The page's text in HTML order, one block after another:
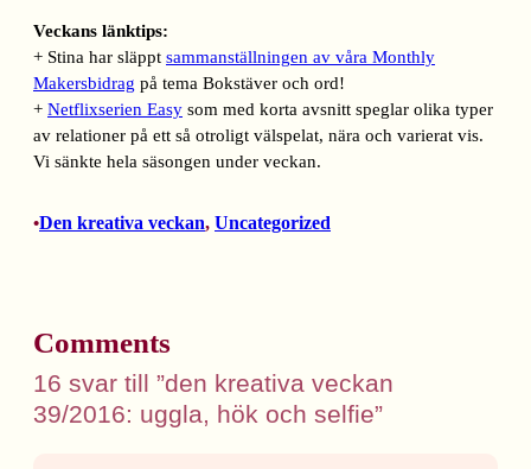
Veckans länktips:
+ Stina har släppt sammanställningen av våra Monthly
Makersbidrag på tema Bokstäver och ord!
+ Netflixserien Easy som med korta avsnitt speglar olika typer
av relationer på ett så otroligt välspelat, nära och varierat vis.
Vi sänkte hela säsongen under veckan.
•Den kreativa veckan, Uncategorized
Comments
16 svar till ”den kreativa veckan
39/2016: uggla, hök och selfie”